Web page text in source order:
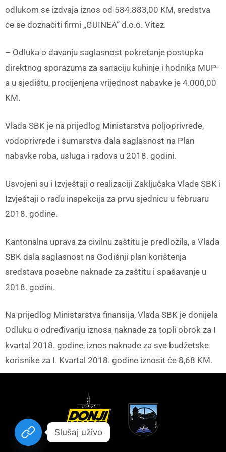
odlukom se izdvaja iznos od 584.883,00 KM, sredstva
će se doznačiti firmi „GUINEA“ d.o.o. Vitez.
– Odluka o davanju saglasnost pokretanje postupka
direktnog sporazuma za sanaciju kuhinje i hodnika MUP-
a u sjedištu, procijenjena vrijednost nabavke je 4.000,00
KM.
Vlada SBK je na prijedlog Ministarstva poljoprivrede,
vodoprivrede i šumarstva dala saglasnost na Plan
nabavke roba, usluga i radova u 2018. godini.
Usvojeni su i Izvještaji o realizaciji Zaključaka Vlade SBK i
Izvještaji o radu inspekcija za prvu sjednicu u februaru
2018. godine.
Kantonalna uprava za civilnu zaštitu je predložila, a Vlada
SBK dala saglasnost na Godišnji plan korištenja
sredstava posebne naknade za zaštitu i spašavanje u
2018. godini.
Na prijedlog Ministarstva finansija, Vlada SBK je donijela
Odluku o određivanju iznosa naknade za topli obrok za I
kvartal 2018. godine, iznos naknade za sve budžetske
korisnike za I. Kvartal 2018. godine iznosit će 8,68 KM.
Slušaj uživo